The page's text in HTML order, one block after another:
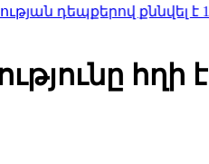
քննվել է 1794
հղի